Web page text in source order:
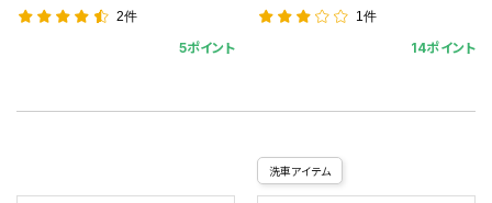
2件
5ポイント
1件
14ポイント
洗車アイテム